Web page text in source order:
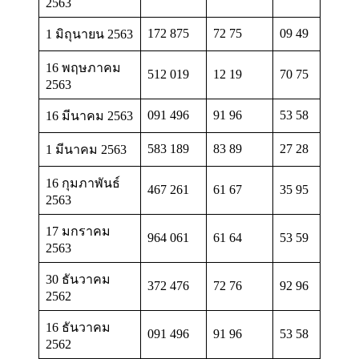
1 มิถุนายน 2563 172 875 72 75 09 49
16 พฤษภาคม
2563
512 019 12 19 70 75
16 มีนาคม 2563 091 496 91 96 53 58
1 มีนาคม 2563 583 189 83 89 27 28
16 กุมภาพันธ์
2563
467 261 61 67 35 95
17 มกราคม
2563
964 061 61 64 53 59
30 ธันวาคม
2562
372 476 72 76 92 96
16 ธันวาคม
2562
091 496 91 96 53 58